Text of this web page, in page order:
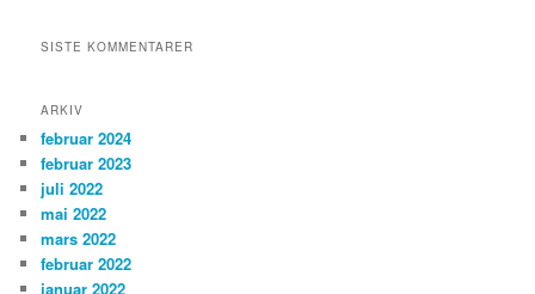
SISTE KOMMENTARER
ARKIV
februar 2024
februar 2023
juli 2022
mai 2022
mars 2022
februar 2022
januar 2022